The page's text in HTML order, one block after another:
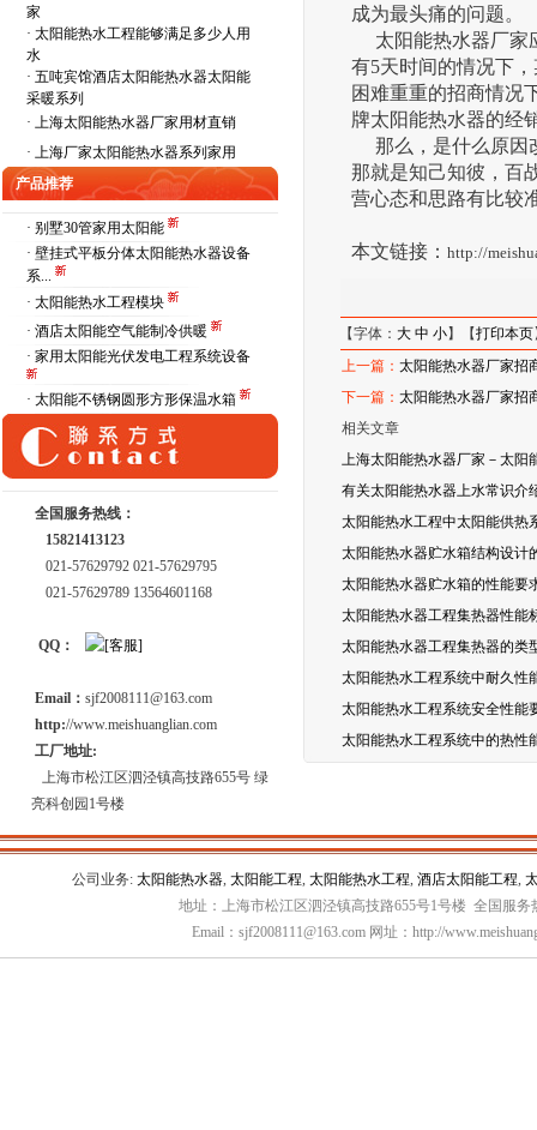
家
· 太阳能热水工程能够满足多少人用
水
· 五吨宾馆酒店太阳能热水器太阳能
采暖系列
· 上海太阳能热水器厂家用材直销
· 上海厂家太阳能热水器系列家用
产品推荐
· 别墅30管家用太阳能
· 壁挂式平板分体太阳能热水器设备
系...
· 太阳能热水工程模块
· 酒店太阳能空气能制冷供暖
· 家用太阳能光伏发电工程系统设备
· 太阳能不锈钢圆形方形保温水箱
全国服务热线：
15821413123
021-57629792 021-57629795
021-57629789 13564601168
QQ：
Email： sjf2008111@163.com
http://www.meishuanglian.com
工厂地址:
上海市松江区泗泾镇高技路655号 绿
亮科创园1号楼
成为最头痛的问题。
太阳能热水器厂家
有5天时间的情况下
困难重重的招商情况
牌太阳能热水器的经
那么，是什么原因
那就是知己知彼，百
营心态和思路有比较
本文链接：http://
【字体：大 中 小】【打印本页
上一篇：太阳能热水器厂家招
下一篇：太阳能热水器厂家招
相关文章
上海太阳能热水器厂家－太阳
有关太阳能热水器上水常识介
太阳能热水工程中太阳能供热
太阳能热水器贮水箱结构设计
太阳能热水器贮水箱的性能要
太阳能热水器工程集热器性能
太阳能热水器工程集热器的类
太阳能热水工程系统中耐久性
太阳能热水工程系统安全性能
太阳能热水工程系统中的热性
公司业务: 太阳能热水器, 太阳能工程, 太阳能热水工程, 酒店太阳能工程,
地址：上海市松江区泗泾镇高技路655号1号楼 全国服务
Email：sjf2008111@163.com 网址：http://